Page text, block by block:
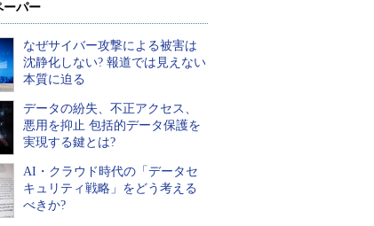
ーパー
なぜサイバー攻撃による被害は
沈静化しない? 報道では見えない
本質に迫る
データの紛失、不正アクセス、
悪用を抑止 包括的データ保護を
実現する鍵とは?
AI・クラウド時代の「データセ
キュリティ戦略」をどう考える
べきか?